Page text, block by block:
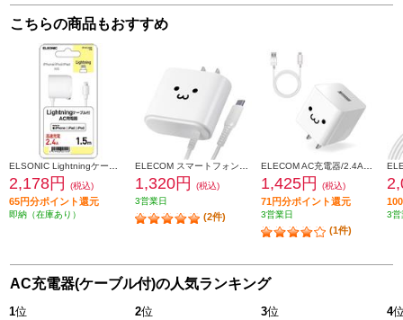
こちらの商品もおすすめ
2,178円 (税込)
65円分ポイント還元
即納（在庫あり）
1,320円
(税込)
3営業日
(2件)
1,425円 (税込)
71円分ポイント還元
3営業日
(1件)
3営
AC充電器(ケーブル付)の人気ランキング
1位 2位 3位 4